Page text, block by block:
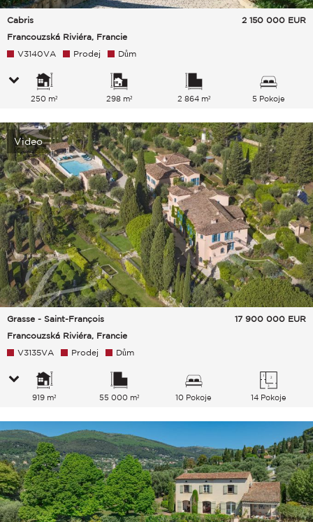
Cabris
Francouzská Riviéra, Francie
2 150 000 EUR
V3140VA Prodej Dům
250 m² 298 m² 2 864 m² 5 Pokoje
Video
Grasse - Saint-François
Francouzská Riviéra, Francie
17 900 000 EUR
V3135VA Prodej Dům
919 m² 55 000 m² 10 Pokoje 14 Pokoje